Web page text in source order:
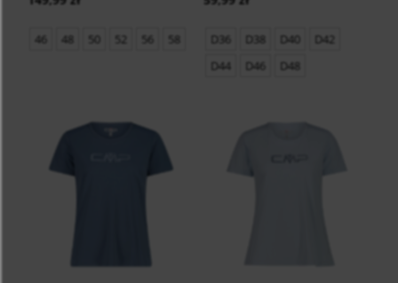
46 48 50 52 56 58 D36 D38 D40
D42
D44
D46 D48